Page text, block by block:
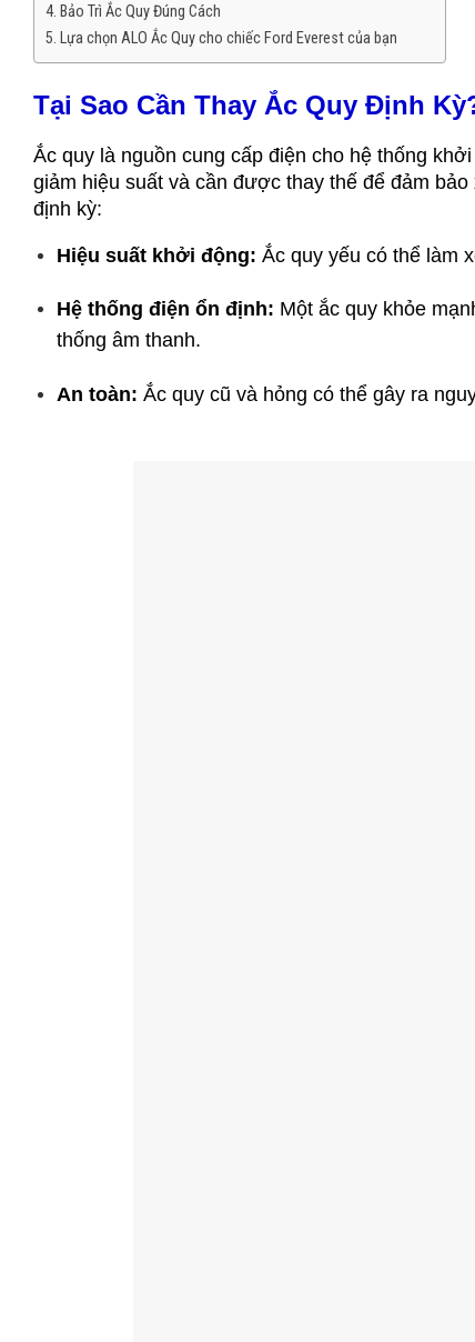
Bảo Trì Ắc Quy Đúng Cách
Lựa chọn ALO Ắc Quy cho chiếc Ford Everest của bạn
Tại Sao Cần Thay Ắc Quy Định
Ắc quy là nguồn cung cấp điện cho hệ thống
giảm hiệu suất và cần được thay thế để đảm
định kỳ:
Hiệu suất khởi động: Ắc quy yếu có thể làm
Hệ thống điện ổn định: Một ắc quy khỏe
thống âm thanh.
An toàn: Ắc quy cũ và hỏng có thể gây ra